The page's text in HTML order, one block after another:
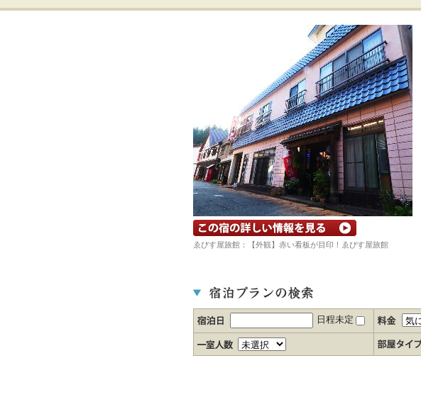
宿の詳細ホームページを見る
ゑびす屋旅館：【外観】赤い看板が目印！ゑびす屋旅館
日程未定